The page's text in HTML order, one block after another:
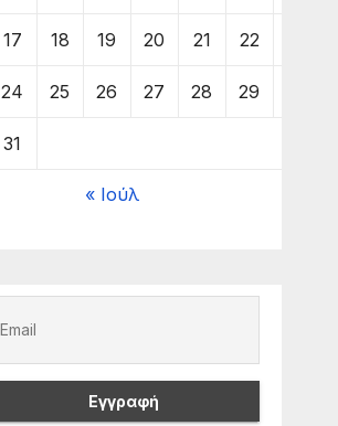
17 18 19 20 21 22
24 25 26 27 28 29
31
« Ιούλ